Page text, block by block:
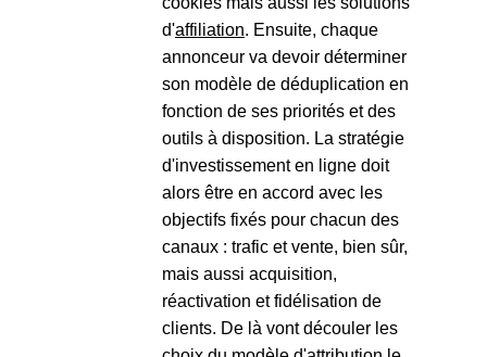
d'affiliation. Ensuite, chaque
annonceur va devoir déterminer
son modèle de déduplication en
fonction de ses priorités et des
outils à disposition. La stratégie
d'investissement en ligne doit
alors être en accord avec les
objectifs fixés pour chacun des
canaux : trafic et vente, bien sûr,
mais aussi acquisition,
réactivation et fidélisation de
clients. De là vont découler les